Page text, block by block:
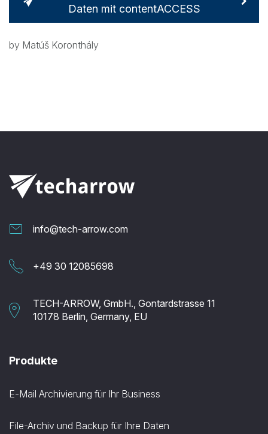
Daten mit contentACCESS
by Matúš Koronthály
info@tech-arrow.com
+49 30 12085698
TECH-ARROW, GmbH., Gontardstrasse 11
10178 Berlin, Germany, EU
Produkte
E-Mail Archivierung für Ihr Business
File-Archiv und Backup für Ihre Daten